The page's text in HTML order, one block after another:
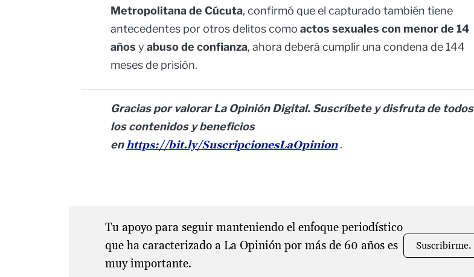
Metropolitana de Cúcuta, confirmó que el capturado también tiene
antecedentes por otros delitos como actos sexuales con menor de 14
años y abuso de confianza, ahora deberá cumplir una condena de 144
meses de prisión.
Gracias por valorar La Opinión Digital. Suscríbete y disfruta de todos
los contenidos y beneficios
enhttps://bit.ly/SuscripcionesLaOpinion.
Tu apoyo para seguir manteniendo el enfoque periodístico
que ha caracterizado a La Opinión por más de 60 años es
muy importante.
Suscribirme.